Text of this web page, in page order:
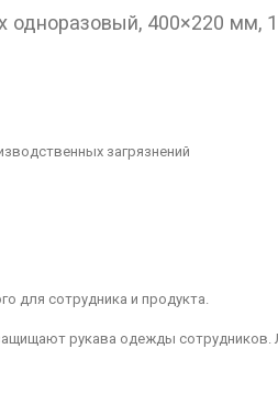
одноразовый, 400×220 мм,
загрязнений
для сотрудника и продукта.
рукава одежды сотрудников.